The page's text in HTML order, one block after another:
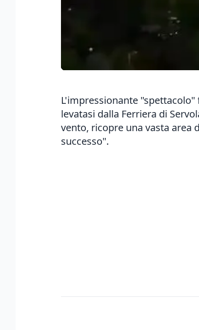
L'impressionante
levatasi dalla Ferriera di
vento, ricopre una vasta area
successo".